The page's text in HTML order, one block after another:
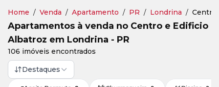
Home / Venda / Apartamento / PR / Londrina /
Apartamentos à venda no Centro e Edificio
Albatroz em Londrina - PR
106 imóveis encontrados
Destaques